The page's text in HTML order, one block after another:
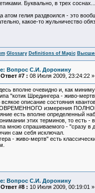
Буквально, в трех соснах...
атом гелия раздвоился - это
какое-то жульничество
Glossary Definitions of Magic
Вопрос С.И. Доронину
Ответ #7 : 08 Июля 2009, 23:24:22 »
вполне очевидно и, как
"котик Шредингера - живо-
описание состояния
измерения
есть вполне определенный
этих терминов, то есть -
мною спрашиваемого - "сразу в
сам себя исключал.
- живо-мертв" есть
Вопрос С.И. Доронину
Ответ #8 : 10 Июля 2009, 00:19:01 »